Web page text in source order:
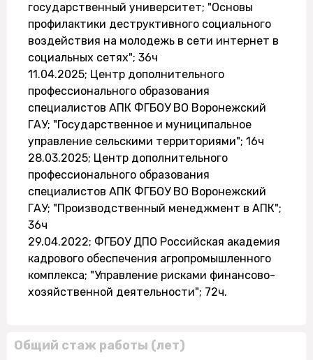
государственный университет; "Основы
профилактики деструктивного социального
воздействия на молодежь в сети интернет в
социальных сетях"; 36ч
11.04.2025; Центр дополнительного
профессионального образования
специалистов АПК ФГБОУ ВО Воронежский
ГАУ; "Государственное и муниципальное
управление сельскими территориями"; 16ч
28.03.2025; Центр дополнительного
профессионального образования
специалистов АПК ФГБОУ ВО Воронежский
ГАУ; "Производственный менеджмент в АПК";
36ч
29.04.2022; ФГБОУ ДПО Российская академия
кадрового обеспечения агропромышленного
комплекса; "Управление рисками финансово-
хозяйственной деятельности"; 72ч.
Общий стаж работы (лет)